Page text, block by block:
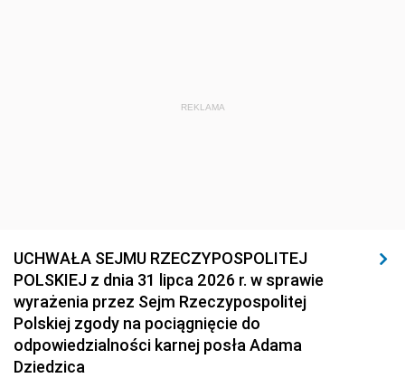
REKLAMA
UCHWAŁA SEJMU RZECZYPOSPOLITEJ
POLSKIEJ z dnia 31 lipca 2026 r. w sprawie
wyrażenia przez Sejm Rzeczypospolitej
Polskiej zgody na pociągnięcie do
odpowiedzialności karnej posła Adama
Dziedzica